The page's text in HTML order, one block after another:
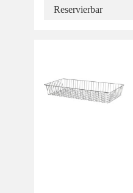
Reservierbar